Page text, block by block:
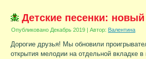
Детские песенки:
Опубликовано Декабрь 2019 | Автор: Валентина
Дорогие друзья! Мы обновили
открытия мелодии на отдельной вкладке